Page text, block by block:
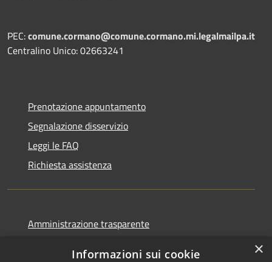
PEC:comune.cormano@comune.cormano.mi.legalmailpa.it
Centralino Unico: 02663241
Prenotazione appuntamento
Segnalazione disservizio
Leggi le FAQ
Richiesta assistenza
Amministrazione trasparente
×
Informazioni sui cookie